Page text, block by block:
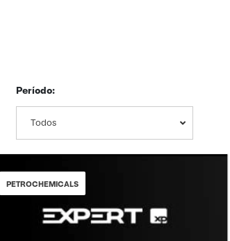
Período:
Todos
PETROCHEMICALS